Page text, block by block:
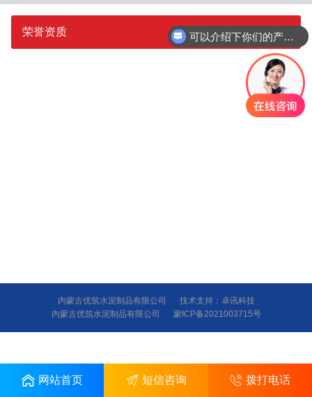
荣誉资质
内蒙古优筑水泥制品有限公司 技术支持： 卓讯科技
内蒙古优筑水泥制品有限公司
蒙ICP备2021003715号
网站首页 短信咨询 拨打电话
可以介绍下你们的产品么